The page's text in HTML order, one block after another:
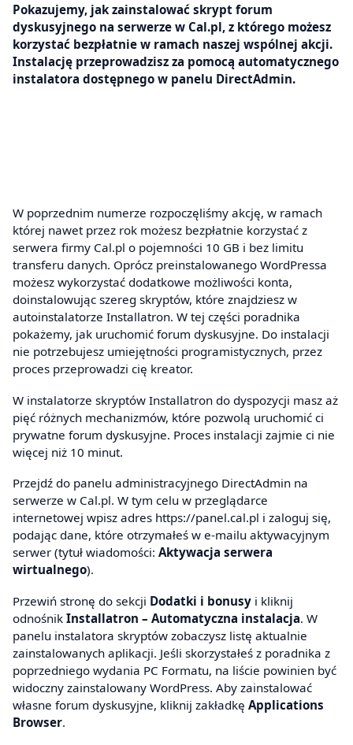
Pokazujemy, jak zainstalować skrypt forum
dyskusyjnego na serwerze w Cal.pl, z którego możesz
korzystać bezpłatnie w ramach naszej wspólnej akcji.
Instalację przeprowadzisz za pomocą automatycznego
instalatora dostępnego w panelu DirectAdmin.
W poprzednim numerze rozpoczęliśmy akcję, w ramach
której nawet przez rok możesz bezpłatnie korzystać z
serwera firmy Cal.pl o pojemności 10 GB i bez limitu
transferu danych. Oprócz preinstalowanego WordPressa
możesz wykorzystać dodatkowe możliwości konta,
doinstalowując szereg skryptów, które znajdziesz w
autoinstalatorze Installatron. W tej części poradnika
pokażemy, jak uruchomić forum dyskusyjne. Do instalacji
nie potrzebujesz umiejętności programistycznych, przez
proces przeprowadzi cię kreator.
W instalatorze skryptów Installatron do dyspozycji masz aż
pięć różnych mechanizmów, które pozwolą uruchomić ci
prywatne forum dyskusyjne. Proces instalacji zajmie ci nie
więcej niż 10 minut.
Przejdź do panelu administracyjnego DirectAdmin na
serwerze w Cal.pl. W tym celu w przeglądarce
internetowej wpisz adres https://panel.cal.pl i zaloguj się,
podając dane, które otrzymałeś w e-mailu aktywacyjnym
serwer (tytuł wiadomości: Aktywacja serwera
wirtualnego).
Przewiń stronę do sekcji Dodatki i bonusy i kliknij
odnośnik Installatron – Automatyczna instalacja. W
panelu instalatora skryptów zobaczysz listę aktualnie
zainstalowanych aplikacji. Jeśli skorzystałeś z poradnika z
poprzedniego wydania PC Formatu, na liście powinien być
widoczny zainstalowany WordPress. Aby zainstalować
własne forum dyskusyjne, kliknij zakładkę Applications
Browser.